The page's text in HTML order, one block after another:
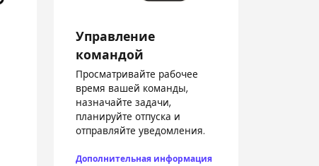
Управление
командой
Просматривайте рабочее
время вашей команды,
назначайте задачи,
планируйте отпуска и
отправляйте уведомления.
Дополнительная информация